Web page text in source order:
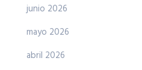
junio 2026
mayo 2026
abril 2026